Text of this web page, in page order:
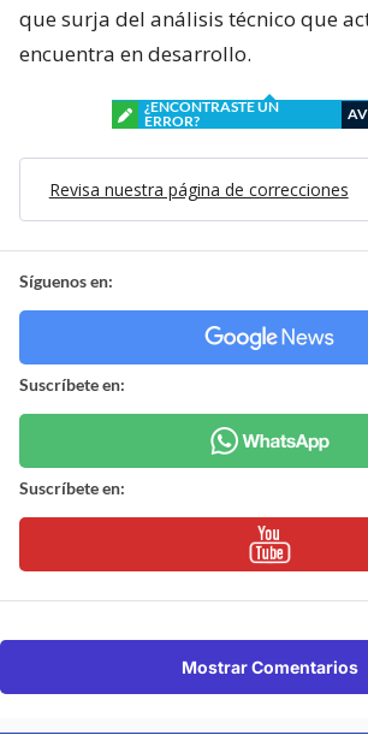
que surja del análisis técnico que
encuentra en desarrollo.
¿ENCONTRASTE UN
ERROR?
Revisa nuestra página de correcciones
Síguenos en:
Suscríbete en:
Suscríbete en:
Mostrar Comentarios